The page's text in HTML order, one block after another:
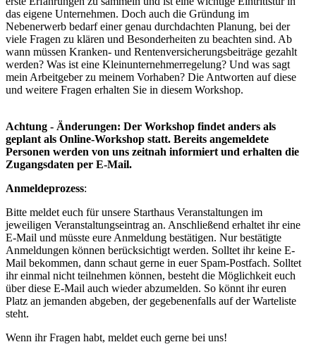
das eigene Unternehmen. Doch auch die Gründung im
Nebenerwerb bedarf einer genau durchdachten Planung, bei der
viele Fragen zu klären und Besonderheiten zu beachten sind. Ab
wann müssen Kranken- und Rentenversicherungsbeiträge gezahlt
werden? Was ist eine Kleinunternehmerregelung? Und was sagt
mein Arbeitgeber zu meinem Vorhaben? Die Antworten auf diese
und weitere Fragen erhalten Sie in diesem Workshop.
Achtung - Änderungen: Der Workshop findet anders als
geplant als Online-Workshop statt. Bereits angemeldete
Personen werden von uns zeitnah informiert und erhalten die
Zugangsdaten per E-Mail.
Anmeldeprozess:
Bitte meldet euch für unsere Starthaus Veranstaltungen im
jeweiligen Veranstaltungseintrag an. Anschließend erhaltet ihr eine
E-Mail und müsste eure Anmeldung bestätigen. Nur bestätigte
Anmeldungen können berücksichtigt werden. Solltet ihr keine E-
Mail bekommen, dann schaut gerne in euer Spam-Postfach. Solltet
ihr einmal nicht teilnehmen können, besteht die Möglichkeit euch
über diese E-Mail auch wieder abzumelden. So könnt ihr euren
Platz an jemanden abgeben, der gegebenenfalls auf der Warteliste
steht.
Wenn ihr Fragen habt, meldet euch gerne bei uns!